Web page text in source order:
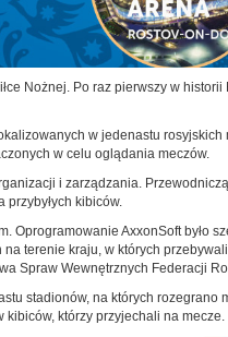
Nożnej. Po raz pierwszy w
w jedenastu
w celu oglądania meczów.
i zarządzania.
przybyłych kibiców.
Oprogramowanie AxxonSoft było
terenie kraju, w których
Spraw Wewnętrznych Federacji
stadionów, na których rozegrano
którzy przyjechali na mecze.